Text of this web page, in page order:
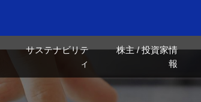
サステナビリテ
ィ
株主 / 投資家情
報